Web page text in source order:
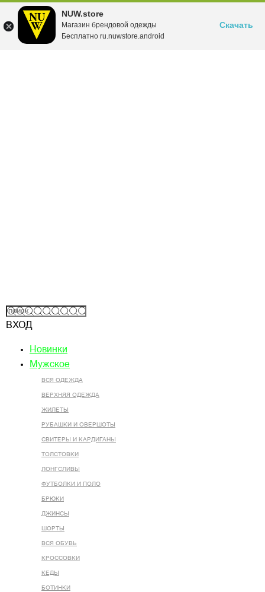
NUW.store
Магазин брендовой одежды
Бесплатно ru.nuwstore.android
Скачать
ВХОД
Новинки
Мужское
ВСЯ ОДЕЖДА
ВЕРХНЯЯ ОДЕЖДА
ЖИЛЕТЫ
РУБАШКИ И ОВЕРШОТЫ
СВИТЕРЫ И КАРДИГАНЫ
ТОЛСТОВКИ
ЛОНГСЛИВЫ
ФУТБОЛКИ И ПОЛО
БРЮКИ
ДЖИНСЫ
ШОРТЫ
ВСЯ ОБУВЬ
КРОССОВКИ
КЕДЫ
БОТИНКИ